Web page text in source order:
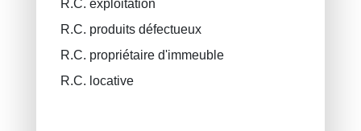
R.C. exploitation
R.C. produits défectueux
R.C. propriétaire d'immeuble
R.C. locative